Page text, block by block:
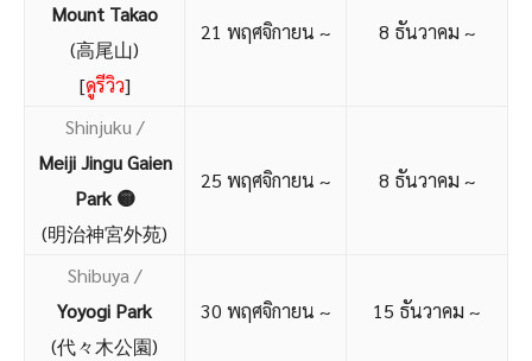
Mount Takao
(高尾山)
[ดูรีวิว]
21 พฤศจิกายน ~ 8 ธันวาคม ~
Shinjuku /
Meiji Jingu Gaien
Park 🟡
(明治神宮外苑)
25 พฤศจิกายน ~ 8 ธันวาคม ~
Shibuya /
Yoyogi Park
(代々木公園)
30 พฤศจิกายน ~ 15 ธันวาคม ~